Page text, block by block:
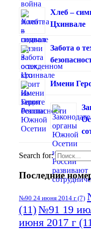
Хлеб –
Цхинвале
Забота о
Имени
Search for:
Последние
№90 24 июня 2014 г (7)
(11)№91 19
июня 2017 г